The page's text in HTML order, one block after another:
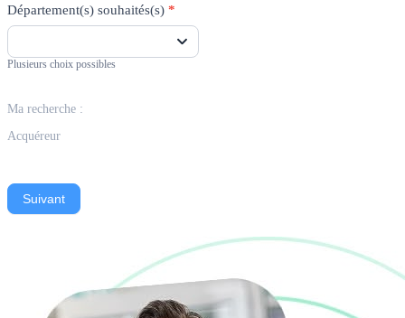
Département(s) souhaités(s) *
Plusieurs choix possibles
Ma recherche :
Acquéreur
Suivant